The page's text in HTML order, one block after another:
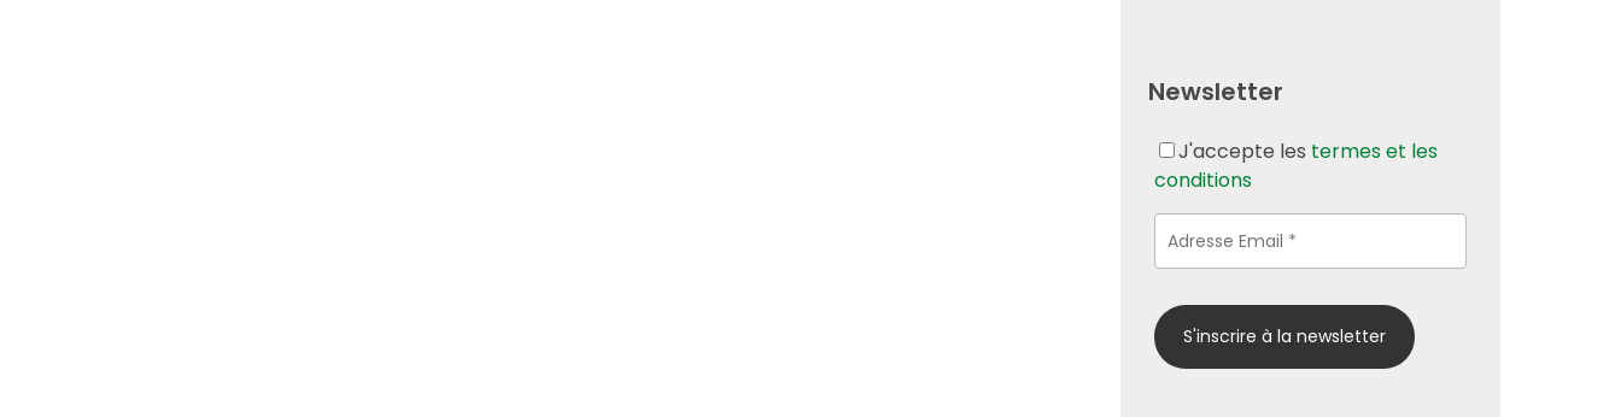
Newsletter
J'accepte les termes et les
conditions